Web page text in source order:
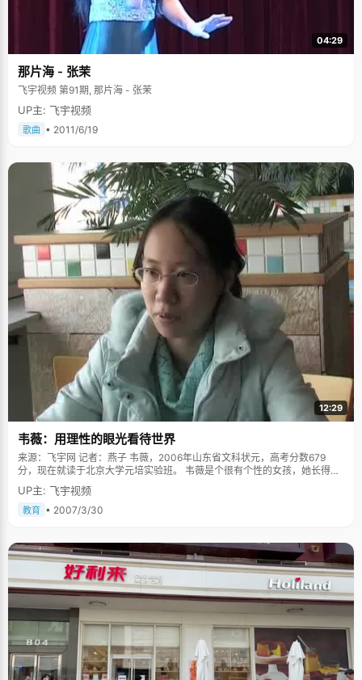
04:29
那片海 - 张茉
飞宇视频 第91期, 那片海 - 张茉
UP主: 飞宇视频
歌曲 • 2011/6/19
12:29
韦薇：用理性的眼光看待世界
来源：飞宇网 记者：燕子 韦薇，2006年山东省文科状元，高考分数679
分，现在就读于北京大学元培实验班。 韦薇是个很有个性的女孩，她长得高
高瘦瘦的，扎个马尾，背个大书包，走到哪里都是一幅风风火火的样子，刚
坐下来，她立马说："你们好！咱们开始吧！" 学习是一个不断跨越的过程 高
考的时候，经常听说过学习好的人高考失利，又或者突然冲出一匹黑马，一
惯，每天做完作业才去玩，为以后学习垒好基石；初中的时候，养成了一种
良好的学习方法，初中学会了文科怎样去记忆，理科学会怎么严谨的研究一
些东西，及时向老师提出疑问，对高中的学习作了一个很好的铺垫。高中的
时候学会以一种平和的心态去对待成绩，所以考状元于我以前每一个阶段的
努力都分不开，学习不是一朝一夕可以成就的事情。" 拿着手表做题 当问到
学习秘诀的时候，韦薇笑了，说自己的诀窍就是努力，勤奋，如果真要说什
么不同就是拿着手表做题。以前考试的时候，韦薇总有做不完题，或者时间
太紧张没时间检查的情况，为了提高做题效率，韦薇开始拿着手表做题，按
照考试要求，不同的题型分配不同的时间，长期练习之后，韦薇的做题速度
得到很大的提高，省下了很多的时间可以去做更多的事情，韦薇有些侠气的
说："唯有以快制慢，方能笑傲江湖！" 高三的第一轮复习是最辛苦的，老师
UP主: 飞宇视频
教育 • 2007/3/30